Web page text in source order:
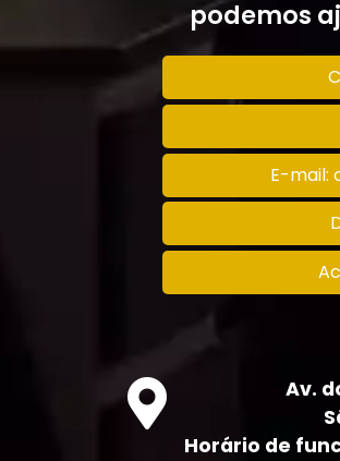
podemos
E-mail:
Av.
Horário de